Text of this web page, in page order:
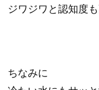
ジワジワと認知度
ちなみに